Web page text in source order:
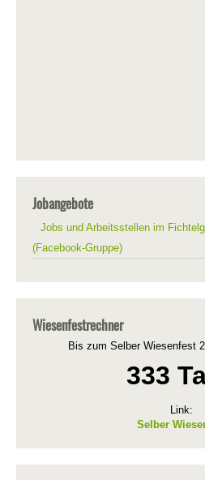
Jobangebote
Jobs und Arbeitsstellen im
(Facebook-Gruppe)
Wiesenfestrechner
Bis zum Selber Wiesenfest
333
Link:
Selber